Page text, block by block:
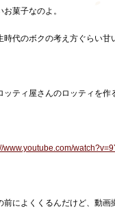
お菓子なのよ。
時代のボクの考え方ぐらい甘
ッティ屋さんのロッティを作
www.youtube.com/
前によくくるんだけど、動